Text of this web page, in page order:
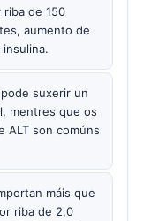
de 150
aumento de
suxerir un
mentres que os
ALT son comúns
máis que
riba de 2,0